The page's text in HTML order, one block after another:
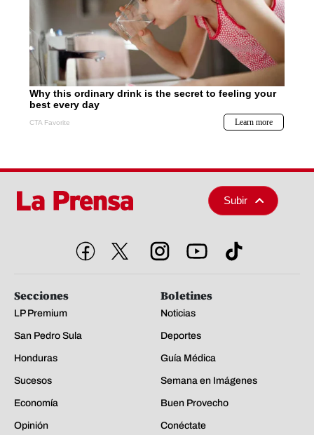
Subir
Secciones
LP Premium
San Pedro Sula
Honduras
Sucesos
Economía
Opinión
Boletines
Noticias
Deportes
Guía Médica
Semana en Imágenes
Buen Provecho
Conéctate